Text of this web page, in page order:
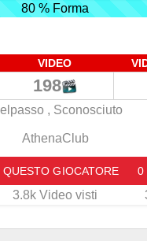
80 % Forma
VIDEO
198
, Sconosciuto
AthenaClub
QUESTO GIOCATORE 0
3.8k Video visti